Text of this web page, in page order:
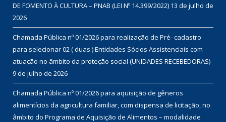
DE FOMENTO À CULTURA – PNAB (LEI Nº 14.399/2022) 13 de julho de
2026
Chamada Pública nº 01/2026 para realização de Pré- cadastro
para selecionar 02 ( duas ) Entidades Sócios Assistenciais com
atuação no âmbito da proteção social (UNIDADES RECEBEDORAS)
9 de julho de 2026
Chamada Pública nº 01/2026 para aquisição de gêneros
alimentícios da agricultura familiar, com dispensa de licitação, no
âmbito do Programa de Aquisição de Alimentos – modalidade